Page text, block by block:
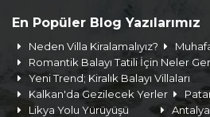
En Popüler Blog Yazılarımız
Neden Villa Kiralamalıyız?
Romantik Balayı Tatili İçin Neler
Yeni Trend; Kiralık Balayı Villaları
Kalkan'da Gezilecek Yerler
Likya Yolu Yürüyüşü